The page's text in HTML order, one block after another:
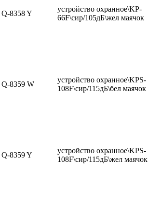
Q-8358 Y
устройство охранное\KP-
66F\сир/105дБ\жел маячок
Q-8359 W
устройство охранное\KPS-
108F\сир/115дБ\бел маячок
Q-8359 Y
устройство охранное\KPS-
108F\сир/115дБ\жел маячок